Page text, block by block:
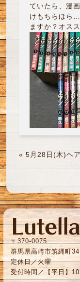
ていたら、漫
けもちらほら
ますか？オス
« 5月28日(木)ヘ
〒370-0075
群馬県高崎市筑縄町
定休日／火曜
受付時間／【平日】